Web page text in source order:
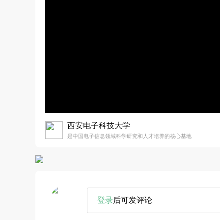
西安电子科技大学
是中国电子信息领域科学研究和人才培养的核心基地
登录后可发评论